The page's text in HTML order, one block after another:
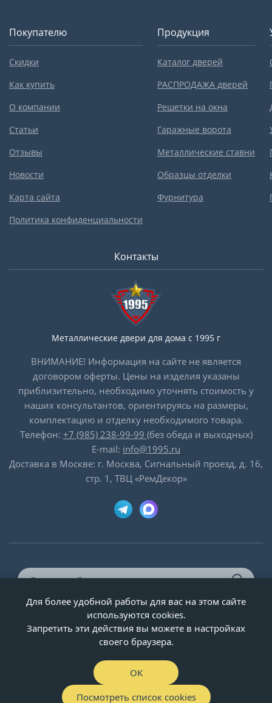
Покупателю
Скидки
Как купить
О компании
Статьи
Отзывы
Новости
Карта сайта
Политика конфиденциальности
Продукция
Каталог дверей
РАСПРОДАЖА дверей
Решетки на окна
Гаражные ворота
Металлические ставни
Образцы отделки
Фурнитура
Контакты
Металлические двери для дома с 1995 г
ВНИМАНИЕ! Информация на сайте не является
договором оферты. Цены на изделия указаны
приблизительно, необходимо уточнять стоимость у
наших консультантов, ориентируясь на размеры,
комплектацию и отделку необходимого товара.
Телефон: +7 (985) 238-99-99 (без обеда и выходных)
E-mail: info@1995.ru
Доставка в Москве: г. Москва, Сигнальный проезд, д. 16,
стр. 1, ТВЦ «РемДекор»
© ООО «Двери-и-точка», ИНН 5020092947, 1995-2026 г.
Для более удобной работы для вас на этом сайте
используются cookies.
Запретить эти действия вы можете в настройках
своего браузера.
OK
Посмотреть список cookies